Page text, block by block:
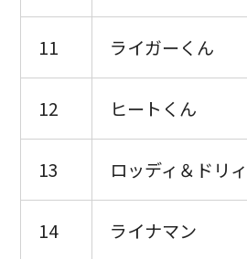
11 ライガーくん
12 ヒートくん
13 ロッディ＆ドリィ
14 ライナマン